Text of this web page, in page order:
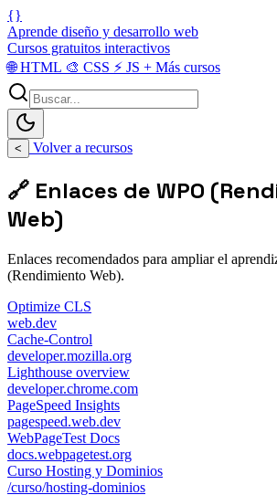
{}
Aprende diseño y desarrollo web
Cursos gratuitos interactivos
🌐HTML 🎨 CSS ⚡ JS + Más cursos
< Volver a recursos
🔗 Enlaces de WPO
Web)
Enlaces recomendados para ampliar el
(Rendimiento Web).
Optimize CLS
web.dev
Cache-Control
developer.mozilla.org
Lighthouse overview
developer.chrome.com
PageSpeed Insights
pagespeed.web.dev
WebPageTest Docs
docs.webpagetest.org
Curso Hosting y Dominios
/curso/hosting-dominios